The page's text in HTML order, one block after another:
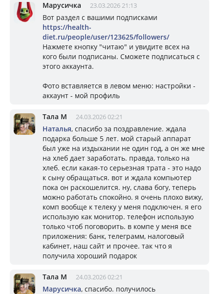
Марусичка 23.03.2026 21:13
Вот раздел с вашими подписками
https://health-
diet.ru/people/user/123625/followers/
Нажмете кнопку "читаю" и увидите всех на
кого были подписаны. Сможете подписаться с
этого аккаунта.
Фото вставляется в левом меню: настройки -
аккаунт - мой профиль
Тала М 24.03.2026 02:21
Наталья, спасибо за поздравление. ждала
подарка больше 5 лет. мой старый аппарат
был уже на издыхании не один год, а он же мне
на хлеб дает заработать. правда, только на
хлеб. если какая-то серьезная трата - это надо
к сыну обращаться. вот и ждала компьютер
пока он раскошелится. ну, слава богу, теперь
можно работать спокойно. я очень плохо вижу,
комп вообще к телеку у меня подключен. я его
использую как монитор. телефон использую
только чтоб поговорить. в компе у меня все
приложения: банк, телеграмм, налоговый
кабинет, наш сайт и прочее. так что я
получила хороший подарок
Тала М 24.03.2026 02:21
Марусичка, спасибо. получилось